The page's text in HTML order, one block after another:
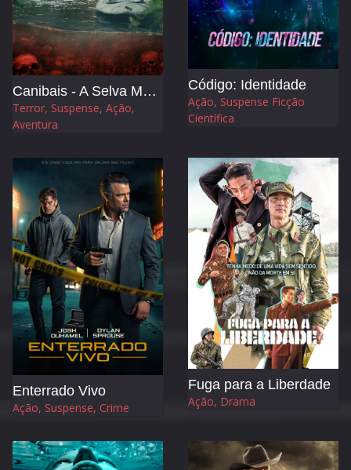
Canibais - A Selva Maldita
Terror, Suspense, Ação,
Aventura
Código: Identidade
Ação, Suspense Ficção
Científica
Enterrado Vivo
Ação, Suspense, Crime
Fuga para a Liberdade
Ação, Drama